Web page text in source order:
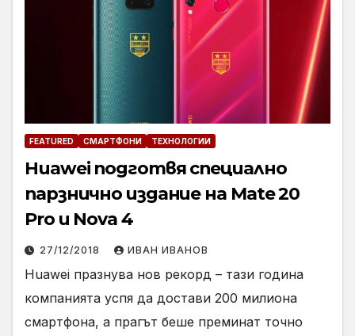
FEATURED СМАРТФОНИ ТЕХНОЛОГИИ
Huawei подготвя специално
парзнично издание на Mate 20
Pro и Nova 4
27/12/2018 ИВАН ИВАНОВ
Huawei празнува нов рекорд – тази година
компанията успя да достави 200 милиона
смартфона, а прагът беше преминат точно